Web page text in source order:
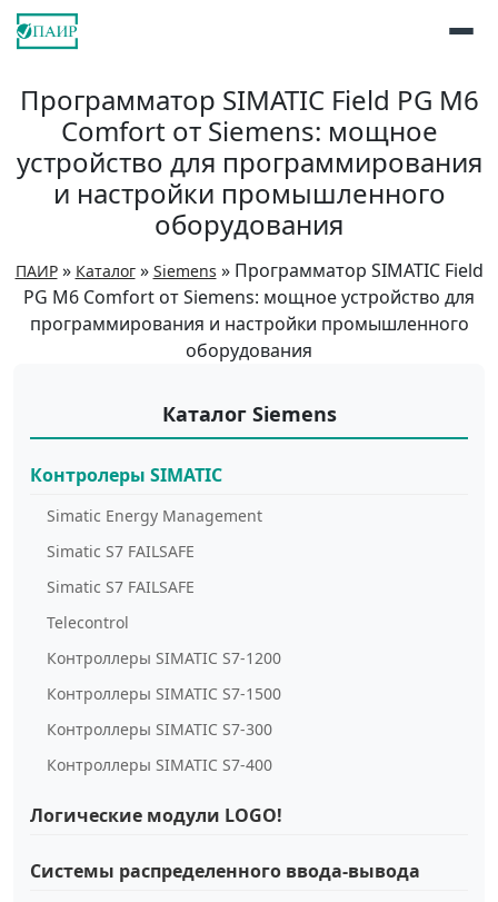
Программатор SIMATIC Field PG M6
Comfort от Siemens: мощное
устройство для программирования
и настройки промышленного
оборудования
ПАИР» Каталог» Siemens » Программатор SIMATIC Field
PG M6 Comfort от Siemens: мощное устройство для
программирования и настройки промышленного
оборудования
Каталог Siemens
Контролеры SIMATIC
Simatic Energy Management
Simatic S7 FAILSAFE
Simatic S7 FAILSAFE
Telecontrol
Контроллеры SIMATIC S7-1200
Контроллеры SIMATIC S7-1500
Контроллеры SIMATIC S7-300
Контроллеры SIMATIC S7-400
Логические модули LOGO!
Системы распределенного ввода-вывода